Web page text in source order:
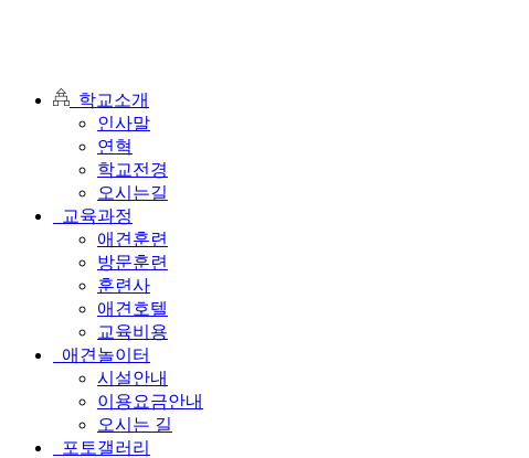
학교소개
인사말
연혁
학교전경
오시는길
교육과정
애견훈련
방문훈련
훈련사
애견호텔
교육비용
애견놀이터
시설안내
이용요금안내
오시는 길
포토갤러리